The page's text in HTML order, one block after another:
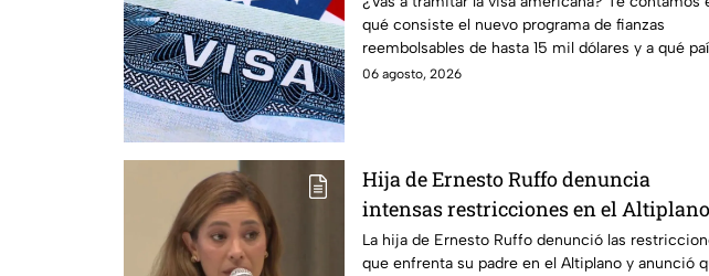
qué consiste el nuevo programa de fianzas
reembolsables de hasta 15 mil dólares y a qué
aplica.
06 agosto, 2026
Hija de Ernesto Ruffo denuncia
intensas restricciones en el
buscan que salga del penal
La hija de Ernesto Ruffo denunció las
que enfrenta su padre en el Altiplano y anunció